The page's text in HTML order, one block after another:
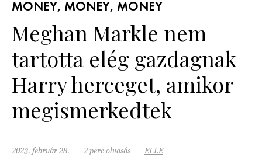
GOURMET AWARDS
SZÉPSÉG
PÁRKAPCSOLAT
MONEY, MONEY, MONEY
Meghan Markle nem
tartotta elég gazdagnak
Harry herceget, amikor
megismerkedtek
2023. február 28. 2 perc olvasás ELLE